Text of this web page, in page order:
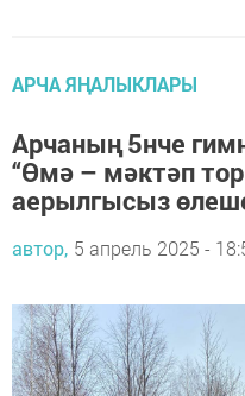
АРЧА ЯҢАЛЫКЛАРЫ
Арчаның 5нче
“Өмә – мәктәп
аерылгысыз
автор, 5 апрель 2025 -